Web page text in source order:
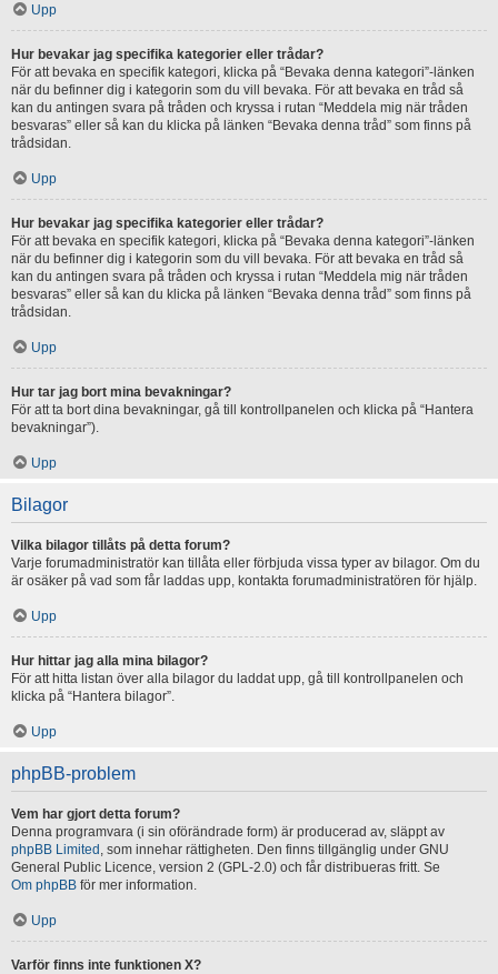
Upp
Hur bevakar jag specifika kategorier eller trådar?
För att bevaka en specifik kategori, klicka på “Bevaka denna kategori”-länken
när du befinner dig i kategorin som du vill bevaka. För att bevaka en tråd så
kan du antingen svara på tråden och kryssa i rutan “Meddela mig när tråden
besvaras” eller så kan du klicka på länken “Bevaka denna tråd” som finns på
trådsidan.
Upp
Hur bevakar jag specifika kategorier eller trådar?
För att bevaka en specifik kategori, klicka på “Bevaka denna kategori”-länken
när du befinner dig i kategorin som du vill bevaka. För att bevaka en tråd så
kan du antingen svara på tråden och kryssa i rutan “Meddela mig när tråden
besvaras” eller så kan du klicka på länken “Bevaka denna tråd” som finns på
trådsidan.
Upp
Hur tar jag bort mina bevakningar?
För att ta bort dina bevakningar, gå till kontrollpanelen och klicka på “Hantera
bevakningar”).
Upp
Bilagor
Vilka bilagor tillåts på detta forum?
Varje forumadministratör kan tillåta eller förbjuda vissa typer av bilagor. Om du
är osäker på vad som får laddas upp, kontakta forumadministratören för hjälp.
Upp
Hur hittar jag alla mina bilagor?
För att hitta listan över alla bilagor du laddat upp, gå till kontrollpanelen och
klicka på “Hantera bilagor”.
Upp
phpBB-problem
Vem har gjort detta forum?
Denna programvara (i sin oförändrade form) är producerad av, släppt av
phpBB Limited , som innehar rättigheten. Den finns tillgänglig under GNU
General Public Licence, version 2 (GPL-2.0) och får distribueras fritt. Se
Om phpBB för mer information.
Upp
Varför finns inte funktionen X?